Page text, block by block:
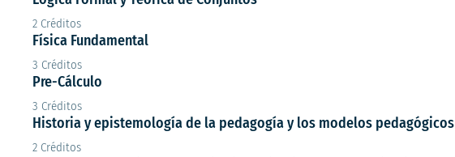
2 Créditos
Física Fundamental
3 Créditos
Pre-Cálculo
3 Créditos
Historia y epistemología de la pedagogía y los modelos pedagógicos
2 Créditos